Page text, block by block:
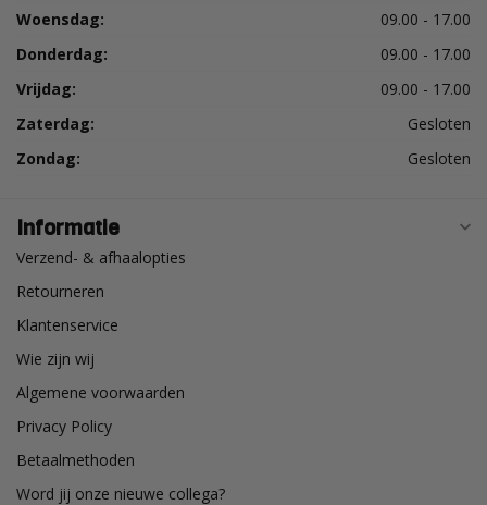
Woensdag:
09.00 - 17.00
Donderdag:
09.00 - 17.00
Vrijdag:
09.00 - 17.00
Zaterdag:
Gesloten
Zondag:
Gesloten
Informatie
Verzend- & afhaalopties
Retourneren
Klantenservice
Wie zijn wij
Algemene voorwaarden
Privacy Policy
Betaalmethoden
Word jij onze nieuwe collega?